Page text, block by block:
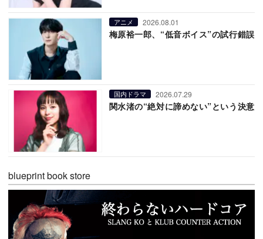
アニメ 2026.08.01
梅原裕一郎、“低音ボイス”の試行錯誤
国内ドラマ 2026.07.29
関水渚の“絶対に諦めない”という決意
blueprint book store